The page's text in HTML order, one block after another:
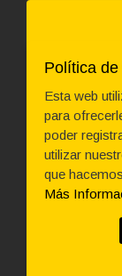
procesador
TECLADO
29,00 € s/IVA
Política
Esta web
para
poder
utilizar
que
Más